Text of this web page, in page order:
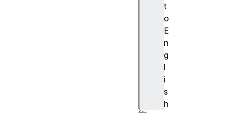
t
o
E
n
g
l
i
s
h
た